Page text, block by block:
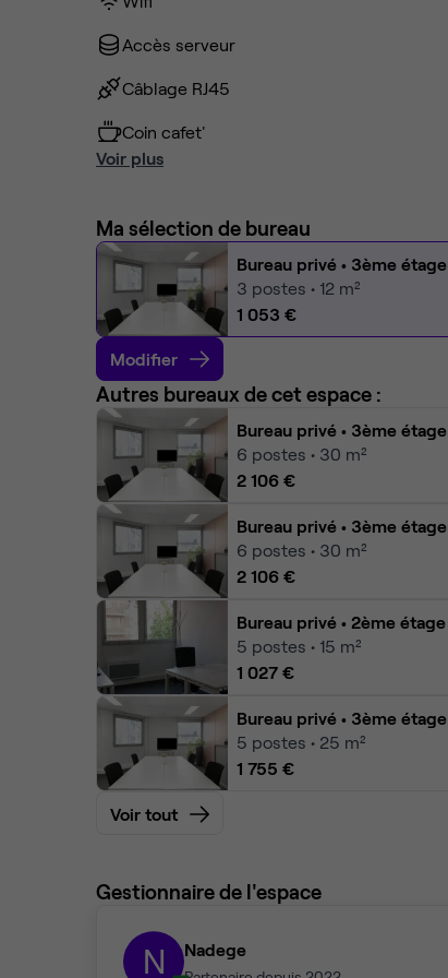
Accès serveur
Câblage RJ45
Coin cafet'
Voir plus
Ma sélection de bureau
Bureau privé • 3ème étage
3 postes • 12 m²
1 053 €
Modifier
Autres bureaux de cet espace :
Bureau privé • 3ème étage
6 postes • 30 m²
2 106 €
Bureau privé • 3ème étage
6 postes • 30 m²
2 106 €
Bureau privé • 2ème étage
5 postes • 15 m²
1 027 €
Bureau privé • 3ème étage
5 postes • 25 m²
1 755 €
Voir tout
Gestionnaire de l'espace
N Nadege